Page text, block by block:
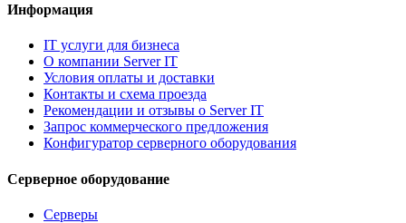
Информация
IT услуги для бизнеса
О компании Server IT
Условия оплаты и доставки
Контакты и схема проезда
Рекомендации и отзывы о Server IT
Запрос коммерческого предложения
Конфигуратор серверного оборудования
Серверное оборудование
Серверы